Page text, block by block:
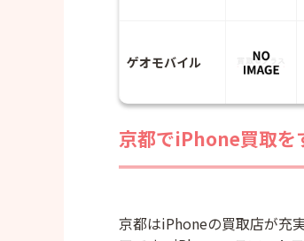
ゲオモバイル
京都でiPhone買取を
京都はiPhoneの買取店が充